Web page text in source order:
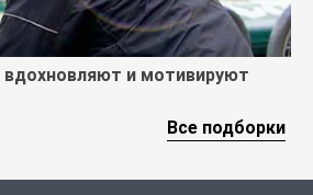
и мотивируют
Все подборки